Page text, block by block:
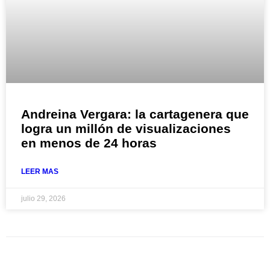
Andreina Vergara: la cartagenera que
logra un millón de visualizaciones
en menos de 24 horas
LEER MAS
julio 29, 2026